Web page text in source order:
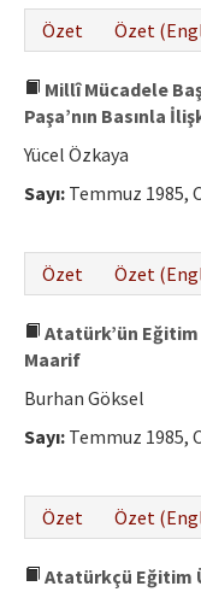
Özet
Özet
Millî Mücadele
Paşa’nın Basınla
Yücel Özkaya
Sayı: Temmuz 1985,
Özet
Özet
Atatürk’ün Eğitim
Maarif
Burhan Göksel
Sayı: Temmuz 1985,
Özet
Özet
Atatürkçü Eğitim